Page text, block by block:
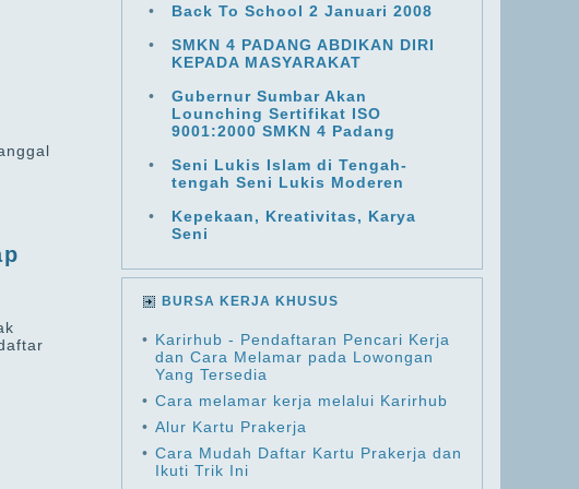
•
Back To School 2 Januari 2008
•
SMKN 4 PADANG ABDIKAN DIRI
KEPADA MASYARAKAT
•
Gubernur Sumbar Akan
Lounching Sertifikat ISO
9001:2000 SMKN 4 Padang
•
Seni Lukis Islam di Tengah-
tengah Seni Lukis Moderen
•
Kepekaan, Kreativitas, Karya
Seni
BURSA KERJA KHUSUS
• Karirhub - Pendaftaran Pencari Kerja
dan Cara Melamar pada Lowongan
Yang Tersedia
• Cara melamar kerja melalui Karirhub
• Alur Kartu Prakerja
• Cara Mudah Daftar Kartu Prakerja dan
Ikuti Trik Ini